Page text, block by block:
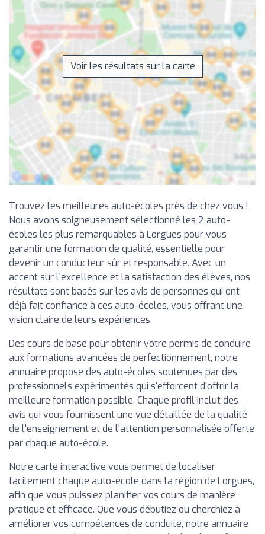
Voir les résultats sur la carte
Trouvez les meilleures auto-écoles près de chez vous !
Nous avons soigneusement sélectionné les 2 auto-
écoles les plus remarquables à Lorgues pour vous
garantir une formation de qualité, essentielle pour
devenir un conducteur sûr et responsable. Avec un
accent sur l'excellence et la satisfaction des élèves, nos
résultats sont basés sur les avis de personnes qui ont
déjà fait confiance à ces auto-écoles, vous offrant une
vision claire de leurs expériences.
Des cours de base pour obtenir votre permis de conduire
aux formations avancées de perfectionnement, notre
annuaire propose des auto-écoles soutenues par des
professionnels expérimentés qui s'efforcent d'offrir la
meilleure formation possible. Chaque profil inclut des
avis qui vous fournissent une vue détaillée de la qualité
de l'enseignement et de l'attention personnalisée offerte
par chaque auto-école.
Notre carte interactive vous permet de localiser
facilement chaque auto-école dans la région de Lorgues,
afin que vous puissiez planifier vos cours de manière
pratique et efficace. Que vous débutiez ou cherchiez à
améliorer vos compétences de conduite, notre annuaire